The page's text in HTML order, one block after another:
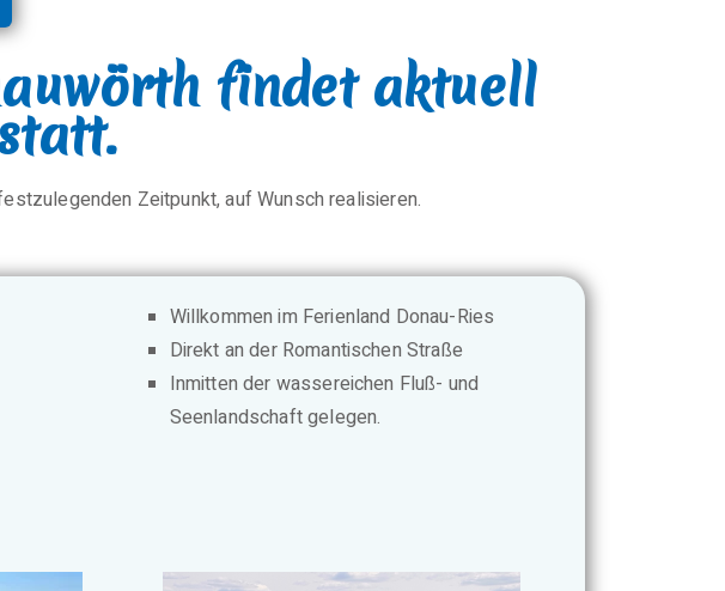
findet aktuell
Zeitpunkt, auf Wunsch realisieren.
Willkommen im Ferienland Donau-Ries
Direkt an der Romantischen Straße
Inmitten der wassereichen Fluß- und
Seenlandschaft gelegen.